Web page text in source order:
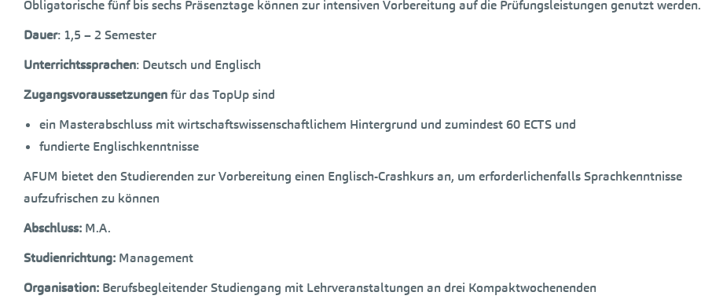
Obligatorische fünf bis sechs Präsenztage können zur intensiven Vorbereitung auf die Prüfungsleistungen genutzt werden.
Dauer: 1,5 – 2 Semester
Unterrichtssprachen: Deutsch und Englisch
Zugangsvoraussetzungenfür das TopUp sind
ein Masterabschluss mit wirtschaftswissenschaftlichem Hintergrund und zumindest 60 ECTS und
fundierte Englischkenntnisse
AFUM bietet den Studierenden zur Vorbereitung einen Englisch-Crashkurs an, um erforderlichenfalls Sprachkenntnisse
aufzufrischen zu können
Abschluss: M.A.
Studienrichtung: Management
Organisation: Berufsbegleitender Studiengang mit Lehrveranstaltungen an drei Kompaktwochenenden